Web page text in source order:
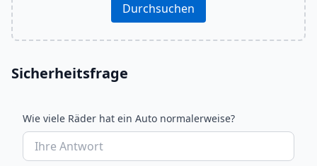
Durchsuchen
Sicherheitsfrage
Wie viele Räder hat ein Auto normalerweise?